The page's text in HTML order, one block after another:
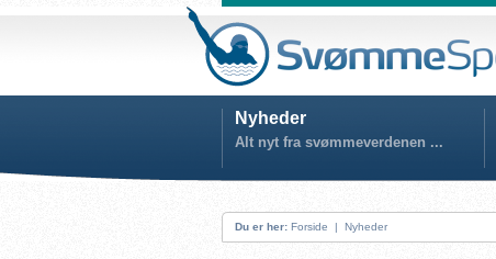
Nyheder
Alt nyt fra svømmeverdenen ...
Du er her: Forside | Nyheder